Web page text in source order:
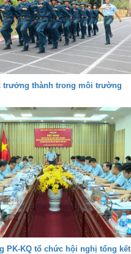
trưởng thành trong môi trường
PK-KQ tổ chức hội nghị tổng kết